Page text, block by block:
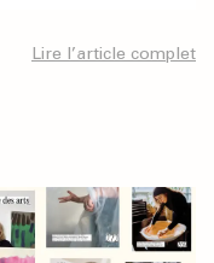
Lire l’article complet